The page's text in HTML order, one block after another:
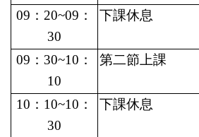
09 ：20~09：
30
下課休息
09 ：30~10：
10
第二節上課
10 ：10~10：
30
下課休息